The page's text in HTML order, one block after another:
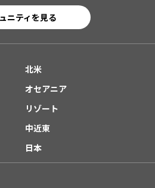
ニティを見る
北米
オセアニア
リゾート
中近東
日本